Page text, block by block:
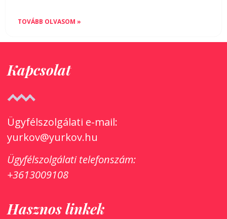
TOVÁBB OLVASOM »
Kapcsolat
Ügyfélszolgálati e-mail:
yurkov@yurkov.hu
Ügyfélszolgálatitelefonszám:
+3613009108
Hasznos linkek